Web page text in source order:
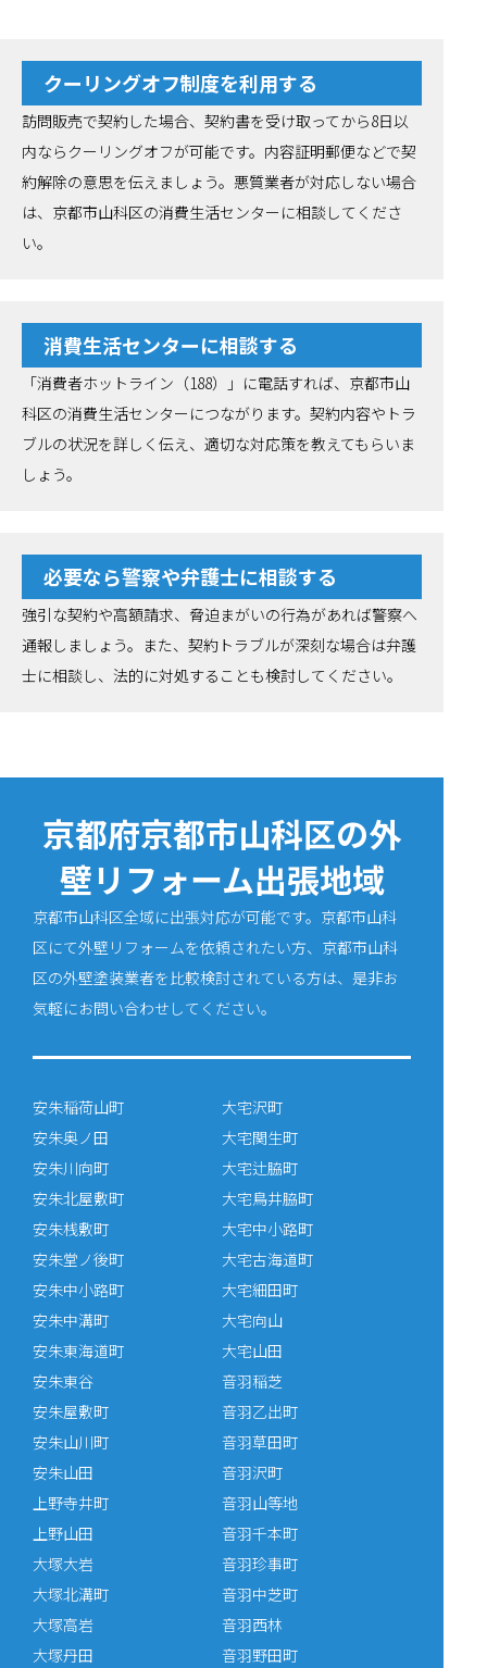
クーリングオフ制度を利用する
訪問販売で契約した場合、契約書を受け取ってから8日以
内ならクーリングオフが可能です。内容証明郵便などで契
約解除の意思を伝えましょう。悪質業者が対応しない場合
は、京都市山科区の消費生活センターに相談してくださ
い。
消費生活センターに相談する
「消費者ホットライン（188）」に電話すれば、京都市山
科区の消費生活センターにつながります。契約内容やトラ
ブルの状況を詳しく伝え、適切な対応策を教えてもらいま
しょう。
必要なら警察や弁護士に相談する
強引な契約や高額請求、脅迫まがいの行為があれば警察へ
通報しましょう。また、契約トラブルが深刻な場合は弁護
士に相談し、法的に対処することも検討してください。
京都府京都市山科区の外
壁リフォーム出張地域
京都市山科区全域に出張対応が可能です。京都市山科
区にて外壁リフォームを依頼されたい方、京都市山科
区の外壁塗装業者を比較検討されている方は、是非お
気軽にお問い合わせしてください。
安朱稲荷山町
安朱奥ノ田
安朱川向町
安朱北屋敷町
安朱桟敷町
安朱堂ノ後町
安朱中小路町
安朱中溝町
安朱東海道町
安朱東谷
安朱屋敷町
安朱山川町
安朱山田
上野寺井町
上野山田
大塚大岩
大塚北溝町
大塚高岩
大塚丹田
大宅沢町
大宅関生町
大宅辻脇町
大宅鳥井脇町
大宅中小路町
大宅古海道町
大宅細田町
大宅向山
大宅山田
音羽稲芝
音羽乙出町
音羽草田町
音羽沢町
音羽山等地
音羽千本町
音羽珍事町
音羽中芝町
音羽西林
音羽野田町